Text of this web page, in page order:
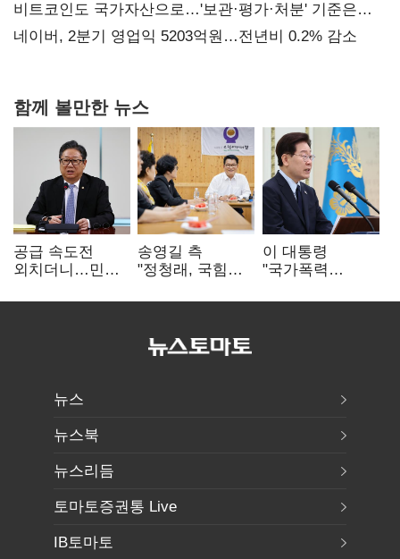
비트코인도 국가자산으로…'보관·평가·처분' 기준은
숙제
네이버, 2분기 영업익 5203억원…전년비 0.2% 감소
함께 볼만한 뉴스
공급 속도전
외치더니…민주,
리모델링'까지
송영길 측
"정청래, 국힘
민주당 대표로
이 대통령
"국가폭력
적극적 조사로
뉴스
뉴스북
뉴스리듬
토마토증권통 Live
IB토마토